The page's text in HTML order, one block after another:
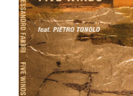
n
o